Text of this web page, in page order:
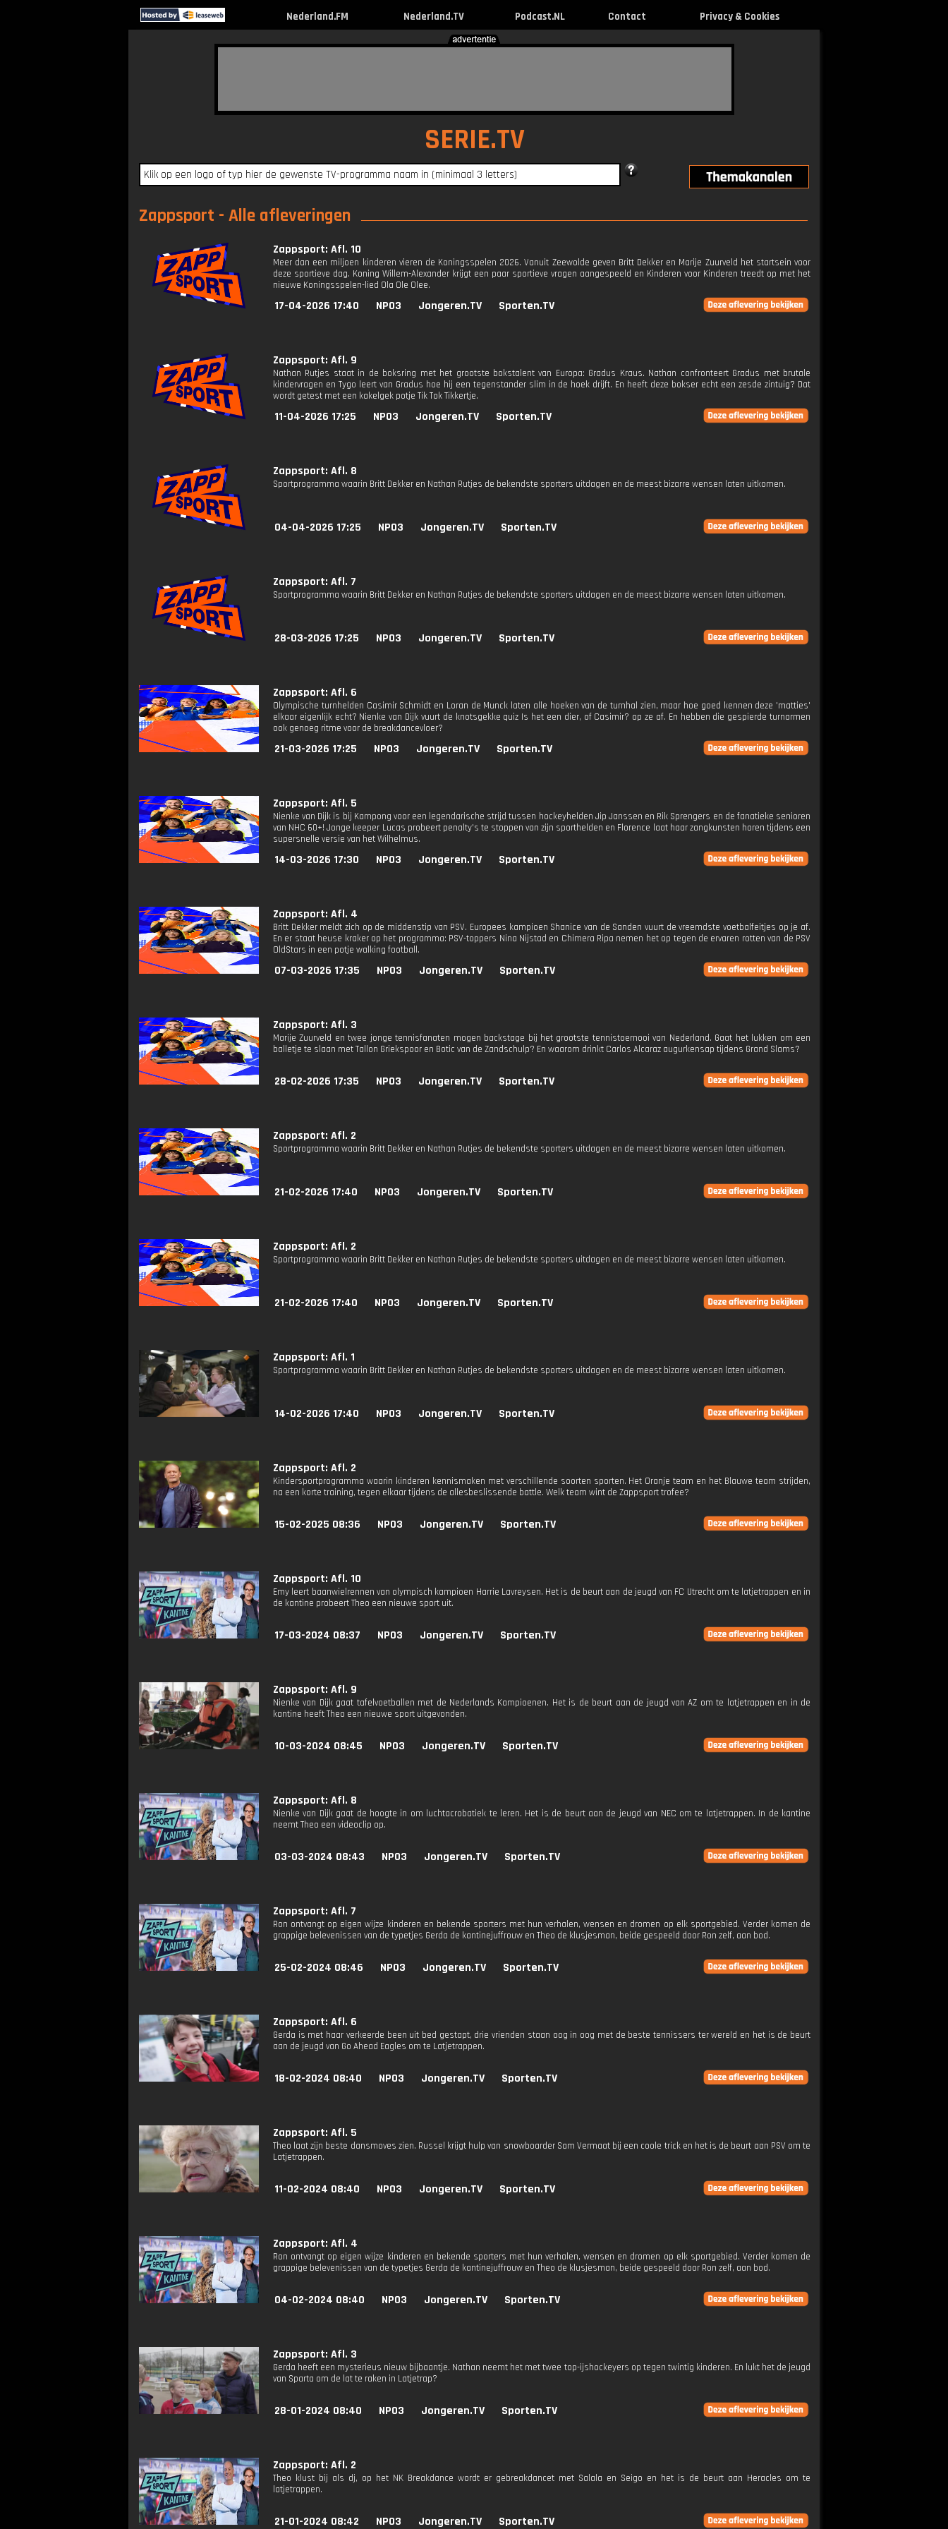
Nederland.FM Nederland.TV Podcast.NL Contact Privacy & Cookies
SERIE.TV
Zappsport - Alle afleveringen
Zappsport: Afl. 10
Meer dan een miljoen kinderen vieren de Koningsspelen 2026. Vanuit Zeewolde geven Britt Dekker en Marije Zuurveld het startsein voor
deze sportieve dag. Koning Willem-Alexander krijgt een paar sportieve vragen aangespeeld en Kinderen voor Kinderen treedt op met het
nieuwe Koningsspelen-lied Ola Ole Olee.
17-04-2026 17:40 NPO3 Jongeren.TV Sporten.TV
Zappsport: Afl. 9
Nathan Rutjes staat in de boksring met het grootste bokstalent van Europa: Gradus Kraus. Nathan confronteert Gradus met brutale
kindervragen en Tygo leert van Gradus hoe hij een tegenstander slim in de hoek drijft. En heeft deze bokser echt een zesde zintuig? Dat
wordt getest met een kakelgek potje Tik Tok Tikkertje.
11-04-2026 17:25 NPO3 Jongeren.TV Sporten.TV
Zappsport: Afl. 8
Sportprogramma waarin Britt Dekker en Nathan Rutjes de bekendste sporters uitdagen en de meest bizarre wensen laten uitkomen.
04-04-2026 17:25 NPO3 Jongeren.TV Sporten.TV
Zappsport: Afl. 7
Sportprogramma waarin Britt Dekker en Nathan Rutjes de bekendste sporters uitdagen en de meest bizarre wensen laten uitkomen.
28-03-2026 17:25 NPO3 Jongeren.TV Sporten.TV
Zappsport: Afl. 6
Olympische turnhelden Casimir Schmidt en Loran de Munck laten alle hoeken van de turnhal zien, maar hoe goed kennen deze 'matties'
elkaar eigenlijk echt? Nienke van Dijk vuurt de knotsgekke quiz Is het een dier, of Casimir? op ze af. En hebben die gespierde turnarmen
ook genoeg ritme voor de breakdancevloer?
21-03-2026 17:25 NPO3 Jongeren.TV Sporten.TV
Zappsport: Afl. 5
Nienke van Dijk is bij Kampong voor een legendarische strijd tussen hockeyhelden Jip Janssen en Rik Sprengers en de fanatieke senioren
van NHC 60+! Jonge keeper Lucas probeert penalty's te stoppen van zijn sporthelden en Florence laat haar zangkunsten horen tijdens een
supersnelle versie van het Wilhelmus.
14-03-2026 17:30 NPO3 Jongeren.TV Sporten.TV
Zappsport: Afl. 4
Britt Dekker meldt zich op de middenstip van PSV. Europees kampioen Shanice van de Sanden vuurt de vreemdste voetbalfeitjes op je af.
En er staat heuse kraker op het programma: PSV-toppers Nina Nijstad en Chimera Ripa nemen het op tegen de ervaren rotten van de PSV
OldStars in een potje walking football.
07-03-2026 17:35 NPO3 Jongeren.TV Sporten.TV
Zappsport: Afl. 3
Marije Zuurveld en twee jonge tennisfanaten mogen backstage bij het grootste tennistoernooi van Nederland. Gaat het lukken om een
balletje te slaan met Tallon Griekspoor en Botic van de Zandschulp? En waarom drinkt Carlos Alcaraz augurkensap tijdens Grand Slams?
28-02-2026 17:35 NPO3 Jongeren.TV Sporten.TV
Zappsport: Afl. 2
Sportprogramma waarin Britt Dekker en Nathan Rutjes de bekendste sporters uitdagen en de meest bizarre wensen laten uitkomen.
21-02-2026 17:40 NPO3 Jongeren.TV Sporten.TV
Zappsport: Afl. 2
Sportprogramma waarin Britt Dekker en Nathan Rutjes de bekendste sporters uitdagen en de meest bizarre wensen laten uitkomen.
21-02-2026 17:40 NPO3 Jongeren.TV Sporten.TV
Zappsport: Afl. 1
Sportprogramma waarin Britt Dekker en Nathan Rutjes de bekendste sporters uitdagen en de meest bizarre wensen laten uitkomen.
14-02-2026 17:40 NPO3 Jongeren.TV Sporten.TV
Zappsport: Afl. 2
Kindersportprogramma waarin kinderen kennismaken met verschillende soorten sporten. Het Oranje team en het Blauwe team strijden,
na een korte training, tegen elkaar tijdens de allesbeslissende battle. Welk team wint de Zappsport trofee?
15-02-2025 08:36 NPO3 Jongeren.TV Sporten.TV
Zappsport: Afl. 10
Emy leert baanwielrennen van olympisch kampioen Harrie Lavreysen. Het is de beurt aan de jeugd van FC Utrecht om te latjetrappen en in
de kantine probeert Theo een nieuwe sport uit.
17-03-2024 08:37 NPO3 Jongeren.TV Sporten.TV
Zappsport: Afl. 9
Nienke van Dijk gaat tafelvoetballen met de Nederlands Kampioenen. Het is de beurt aan de jeugd van AZ om te latjetrappen en in de
kantine heeft Theo een nieuwe sport uitgevonden.
10-03-2024 08:45 NPO3 Jongeren.TV Sporten.TV
Zappsport: Afl. 8
Nienke van Dijk gaat de hoogte in om luchtacrobatiek te leren. Het is de beurt aan de jeugd van NEC om te latjetrappen. In de kantine
neemt Theo een videoclip op.
03-03-2024 08:43 NPO3 Jongeren.TV Sporten.TV
Zappsport: Afl. 7
Ron ontvangt op eigen wijze kinderen en bekende sporters met hun verhalen, wensen en dromen op elk sportgebied. Verder komen de
grappige belevenissen van de typetjes Gerda de kantinejuffrouw en Theo de klusjesman, beide gespeeld door Ron zelf, aan bod.
25-02-2024 08:46 NPO3 Jongeren.TV Sporten.TV
Zappsport: Afl. 6
Gerda is met haar verkeerde been uit bed gestapt, drie vrienden staan oog in oog met de beste tennissers ter wereld en het is de beurt
aan de jeugd van Go Ahead Eagles om te Latjetrappen.
18-02-2024 08:40 NPO3 Jongeren.TV Sporten.TV
Zappsport: Afl. 5
Theo laat zijn beste dansmoves zien. Russel krijgt hulp van snowboarder Sam Vermaat bij een coole trick en het is de beurt aan PSV om te
Latjetrappen.
11-02-2024 08:40 NPO3 Jongeren.TV Sporten.TV
Zappsport: Afl. 4
Ron ontvangt op eigen wijze kinderen en bekende sporters met hun verhalen, wensen en dromen op elk sportgebied. Verder komen de
grappige belevenissen van de typetjes Gerda de kantinejuffrouw en Theo de klusjesman, beide gespeeld door Ron zelf, aan bod.
04-02-2024 08:40 NPO3 Jongeren.TV Sporten.TV
Zappsport: Afl. 3
Gerda heeft een mysterieus nieuw bijbaantje. Nathan neemt het met twee top-ijshockeyers op tegen twintig kinderen. En lukt het de jeugd
van Sparta om de lat te raken in Latjetrap?
28-01-2024 08:40 NPO3 Jongeren.TV Sporten.TV
Zappsport: Afl. 2
Theo klust bij als dj, op het NK Breakdance wordt er gebreakdancet met Salala en Seigo en het is de beurt aan Heracles om te
latjetrappen.
21-01-2024 08:42 NPO3 Jongeren.TV Sporten.TV